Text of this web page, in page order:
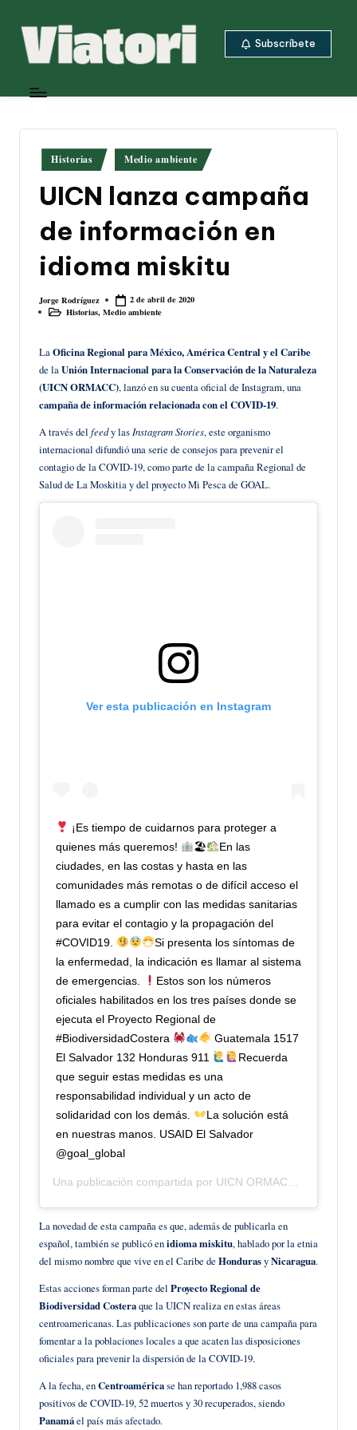
Saltar
a
ambiental
climático
desde
Centroamérica
Subscríbete
Publicado
en
Historias Medio ambiente
UICN lanza campaña
de información en
idioma miskitu
Publicado
por
Jorge Rodríguez
2 de abril de 2020
PublicadoHistorias,Medio ambiente
LaOficina Regional para México, América Central y el Caribe
de laUnión Internacional para la Conservación de la Naturaleza
(UICN ORMACC), lanzó en su cuenta oficial de Instagram, una
campaña de información relacionada con el COVID-19.
A través del feedy las Instagram Stories, este organismo
internacional difundió una serie de consejos para prevenir el
contagio de la COVID-19, como parte de la campaña Regional de
Salud de La Moskitia y del proyecto Mi Pesca de GOAL.
Ver esta publicación en Instagram
¡Es tiempo de cuidarnos para proteger a
quienes más queremos!
🏖
En las
ciudades, en las costas y hasta en las
comunidades más remotas o de difícil acceso el
llamado es a cumplir con las medidas sanitarias
para evitar el contagio y la propagación del
#COVID19.
Si presenta los síntomas de
la enfermedad, la indicación es llamar al sistema
de emergencias.
Estos son los números
oficiales habilitados en los tres países donde se
ejecuta el Proyecto Regional de
#BiodiversidadCostera
Guatemala 1517
El Salvador 132 Honduras 911
Recuerda
que seguir estas medidas es una
responsabilidad individual y un acto de
solidaridad con los demás.
La solución está
en nuestras manos. USAID El Salvador
@goal_global
Una publicación compartida por UICN ORMACC
La novedad de esta campaña es que, además de publicarla en
español, también se publicó enidioma miskitu, hablado por la etnia
del mismo nombre que vive en el Caribe de HondurasyNicaragua.
Estas acciones forman parte del Proyecto Regional de
Biodiversidad Costeraque la UICN realiza en estas áreas
centroamericanas. Las publicaciones son parte de una campaña para
fomentar a la poblaciones locales a que acaten las disposiciones
oficiales para prevenir la dispersión de la COVID-19.
A la fecha, enCentroaméricase han reportado 1,988 casos
positivos de COVID-19, 52 muertos y 30 recuperados, siendo
Panamáel país más afectado.